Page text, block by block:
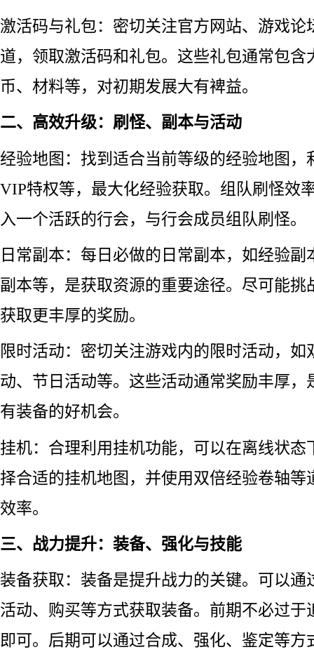
激活码与礼包：密切关注官方网站、游戏论
道，领取激活码和礼包。这些礼包通常包含
币、材料等，对初期发展大有裨益。
二、高效升级：刷怪、副本与活动
经验地图：找到适合当前等级的经验地图，
VIP特权等，最大化经验获取。组队刷怪效
入一个活跃的行会，与行会成员组队刷怪。
日常副本：每日必做的日常副本，如经验副
副本等，是获取资源的重要途径。尽可能挑
获取更丰厚的奖励。
限时活动：密切关注游戏内的限时活动，如
动、节日活动等。这些活动通常奖励丰厚，
有装备的好机会。
挂机：合理利用挂机功能，可以在离线状态
择合适的挂机地图，并使用双倍经验卷轴等
效率。
三、战力提升：装备、强化与技能
装备获取：装备是提升战力的关键。可以通
活动、购买等方式获取装备。前期不必过于
即可。后期可以通过合成、强化、鉴定等方